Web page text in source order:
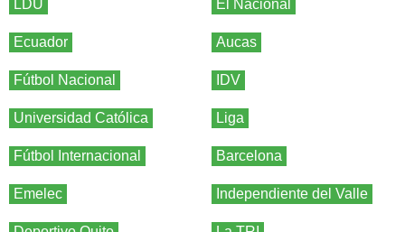
LDU El Nacional
Ecuador Aucas
Fútbol Nacional IDV
Universidad Católica Liga
Fútbol Internacional Barcelona
Emelec Independiente del Valle